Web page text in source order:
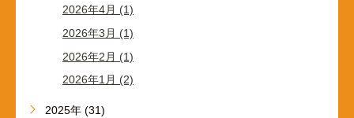
2026年4月 (1)
2026年3月 (1)
2026年2月 (1)
2026年1月 (2)
2025年 (31)